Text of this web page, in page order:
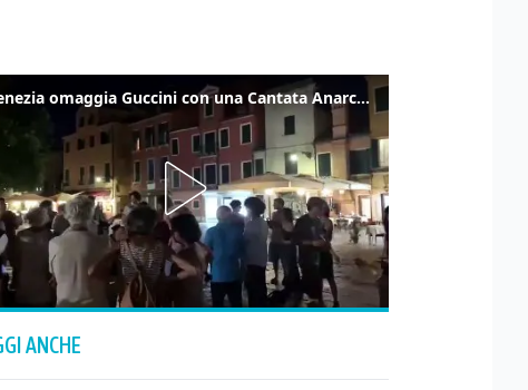
Venezia omaggia Guccini con una Cantata Anarchica in campo Santa Margherita
ANCHE